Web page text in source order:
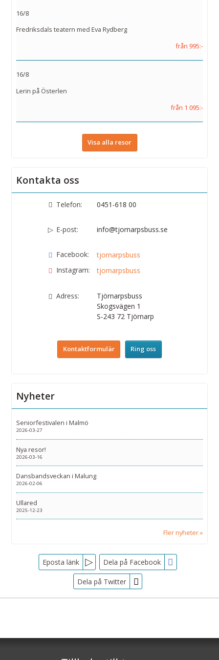
16/8
Fredriksdals teatern med Eva Rydberg
från 995:-
16/8
Lerin på Österlen
från 1 095:-
Visa alla resor
Kontakta oss
Telefon: 0451-618 00
E-post: info@tjornarpsbuss.se
Facebook:
tjornarpsbuss
Instagram:
tjornarpsbuss
Adress:
Tjörnarpsbuss
Skogsvägen 1
S-243 72 Tjörnarp
Kontaktformulär Ring oss
Nyheter
Seniorfestivalen i Malmö
2026-03-27
Nya resor!
2026-03-16
Dansbandsveckan i Malung
2026-02-06
Ullared
2025-12-23
Fler nyheter
FacebookEposta länk Dela på Facebook
Dela på Twitter
Jag samtycker till dataskyddspolicyn.